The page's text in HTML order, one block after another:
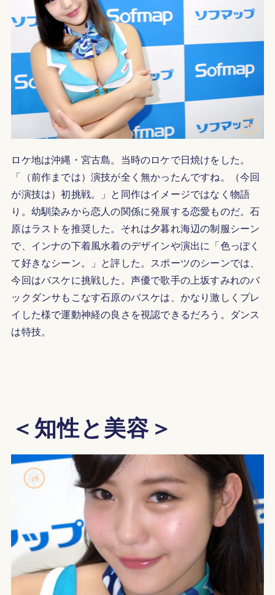
ロケ地は沖縄・宮古島。当時のロケで日焼けをした。
「（前作までは）演技が全く無かったんですね。（今回
が演技は）初挑戦。」と同作はイメージではなく物語
り。幼馴染みから恋人の関係に発展する恋愛ものだ。石
原はラストを推奨した。それは夕暮れ海辺の制服シーン
で、インナの下着風水着のデザインや演出に「色っぽく
て好きなシーン。」と評した。スポーツのシーンでは、
今回はバスケに挑戦した。声優で歌手の上坂すみれのバ
ックダンサもこなす石原のバスケは、かなり激しくプレ
イした様で運動神経の良さを視認できるだろう。ダンス
は特技。
＜知性と美容＞